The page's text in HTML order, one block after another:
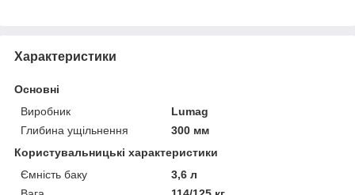
Характеристики
Основні
Виробник
Lumag
Глибина ущільнення
300 мм
Користувальницькі характеристики
Ємність баку
3,6 л